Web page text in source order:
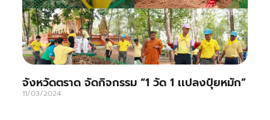
จังหวัดตราด จัดกิจกรรม “1 วัด 1 เเปลงปุ๋ยหมัก”
11/03/2024